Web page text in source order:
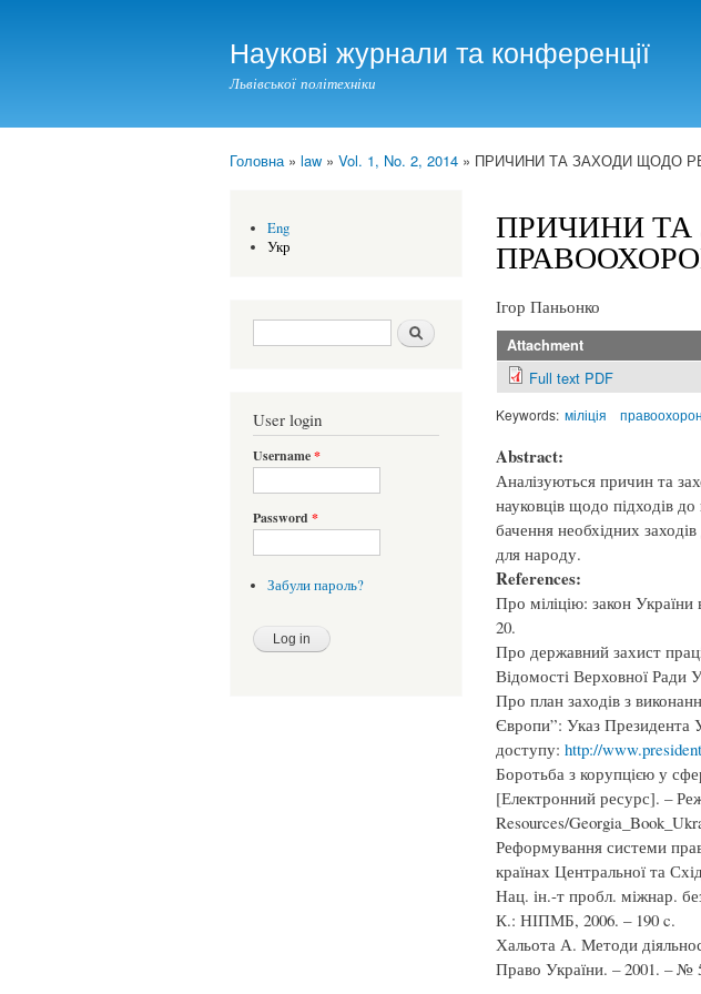
Наукові журнали та конференції
Львівської політехніки
Головна» law » Vol. 1, No. 2, 2014 » ПРИЧИНИ ТА ЗАХОДИ ЩОДО
Eng
Укр
Search form Шукати
User login
Username*
Password *
Забули пароль?
ПРИЧИНИ
Ігор Паньонко
Attachment
Full text PDF
Keywords: міліція
Abstract:
Аналізуються причин та
науковців щодо підходів
бачення необхідних
для народу.
References:
Про міліцію: закон
20.
Про державний захист
Відомості Верховної
Про план заходів з
Європи”: Указ Президента
доступу: http://
Боротьба з корупцією у
[Електронний ресурс]. –
Resources/
Реформування системи
країнах Центральної та
Нац. ін.-т пробл. міжнар.
К.: НІПМБ, 2006. – 190 c.
Хальота А. Методи
Право України. – 2001. – №